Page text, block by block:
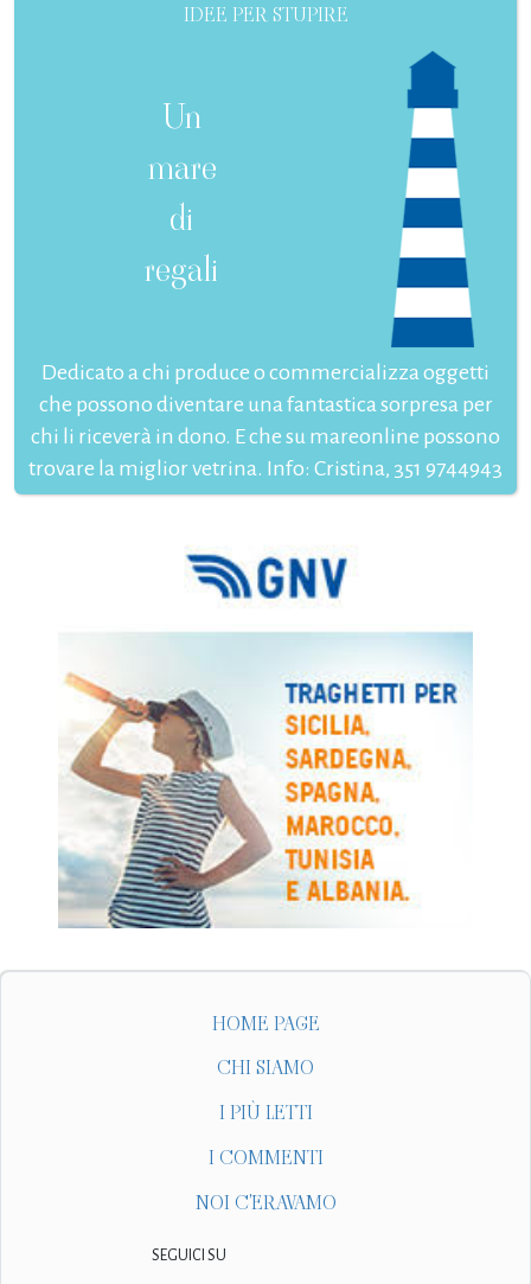
IDEE PER STUPIRE
Un
mare
di
regali
Dedicato a chi produce o commercializza oggetti
che possono diventare una fantastica sorpresa per
chi li riceverà in dono. E che su mareonline possono
trovare la miglior vetrina. Info: Cristina, 351 9744943
HOME PAGE
CHI SIAMO
I PIÙ LETTI
I COMMENTI
NOI C'ERAVAMO
SEGUICI SU